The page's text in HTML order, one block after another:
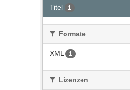
Titel 1
Formate
XML 1
Lizenzen